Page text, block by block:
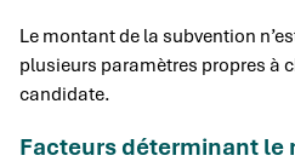
Le montant de la subvention
plusieurs paramètres propres à
candidate.
Facteurs déterminant le